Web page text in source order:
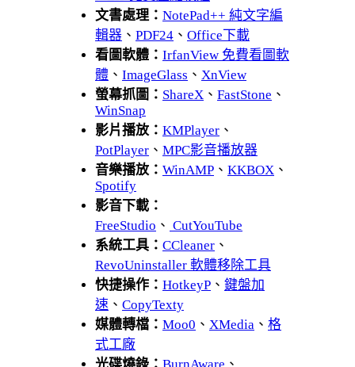
文書處理： NotePad++ 純文字編
輯器 、 PDF24 、 Office下載
看圖軟體： IrfanView 免費看圖軟
體 、 ImageGlass 、 XnView
螢幕抓圖： ShareX 、 FastStone 、
WinSnap
影片播放： KMPlayer 、
PotPlayer 、 MPC影音播放器
音樂播放： WinAMP 、 KKBOX 、
Spotify
影音下載：
FreeStudio 、 CutYouTube
系統工具： CCleaner 、
RevoUninstaller 軟體移除工具
快捷操作： HotkeyP 、 鍵盤加
速 、 CopyTexty
媒體轉檔： Moo0 、 XMedia 、 格
式工廠